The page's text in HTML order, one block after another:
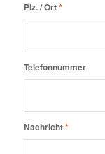
Plz. / Ort*
Telefonnummer
Nachricht*